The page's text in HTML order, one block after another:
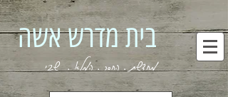
בית מדרש אשה
מחדשת . החסר . המלא . שבי